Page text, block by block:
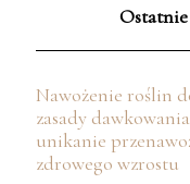
Nawożenie roślin
zasady
unikanie
zdrowego wzrostu